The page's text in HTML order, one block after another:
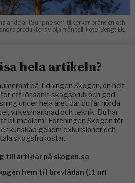
andelar i Sunpine som tillverkar bränslen och
andra produkter av olja från tall. Foto: Bengt Ek.
hela artikeln?
på Tidningen Skogen, en helt
ett lönsamt skogsbruk och god
under hela året där du får nörda
virkesmarknad och teknik. Du har
bli medlem i Föreningen Skogen för
kunskap genom exkursioner och
skogsfrukostar.
till artiklar på skogen.se
hem till brevlådan (11 nr)